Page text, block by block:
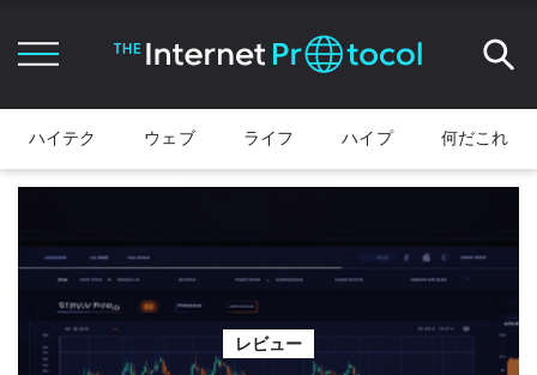
ハイテク ウェブ ライフ ハイプ 何だこれ
レビュー